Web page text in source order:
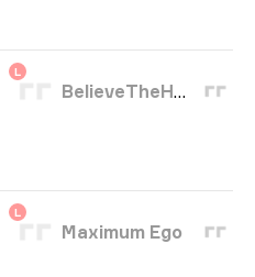
L
BelieveTheHype
L
Maximum Ego